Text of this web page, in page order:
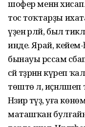
шофер менән
тос тоҡтарҙы
үҙен әрләй, был
инде. Ярай, кейем-
бынауы рәссам
әсәй тәҙрәнән күреп
төштө лә,
Нәзирә тәүҙә, уға
маташҡан